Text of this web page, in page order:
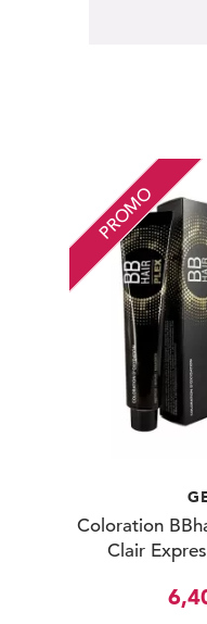
PROMO
Coloration
Clair